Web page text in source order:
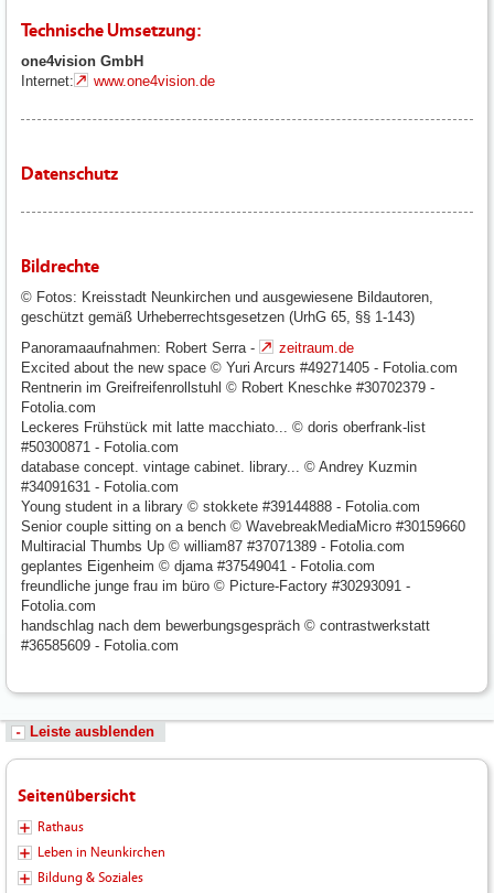
Technische Umsetzung:
one4vision GmbH
Internet:
www.one4vision.de
Datenschutz
Bildrechte
© Fotos: Kreisstadt Neunkirchen und ausgewiesene Bildautoren,
geschützt gemäß Urheberrechtsgesetzen (UrhG 65, §§ 1-143)
Panoramaaufnahmen: Robert Serra -
zeitraum.de
Excited about the new space © Yuri Arcurs #49271405 - Fotolia.com
Rentnerin im Greifreifenrollstuhl © Robert Kneschke #30702379 -
Fotolia.com
Leckeres Frühstück mit latte macchiato... © doris oberfrank-list
#50300871 - Fotolia.com
database concept. vintage cabinet. library... © Andrey Kuzmin
#34091631 - Fotolia.com
Young student in a library © stokkete #39144888 - Fotolia.com
Senior couple sitting on a bench © WavebreakMediaMicro #30159660
Multiracial Thumbs Up © william87 #37071389 - Fotolia.com
geplantes Eigenheim © djama #37549041 - Fotolia.com
freundliche junge frau im büro © Picture-Factory #30293091 -
Fotolia.com
handschlag nach dem bewerbungsgespräch © contrastwerkstatt
#36585609 - Fotolia.com
Leiste ausblenden
Seitenübersicht
Rathaus
Leben in Neunkirchen
Bildung & Soziales